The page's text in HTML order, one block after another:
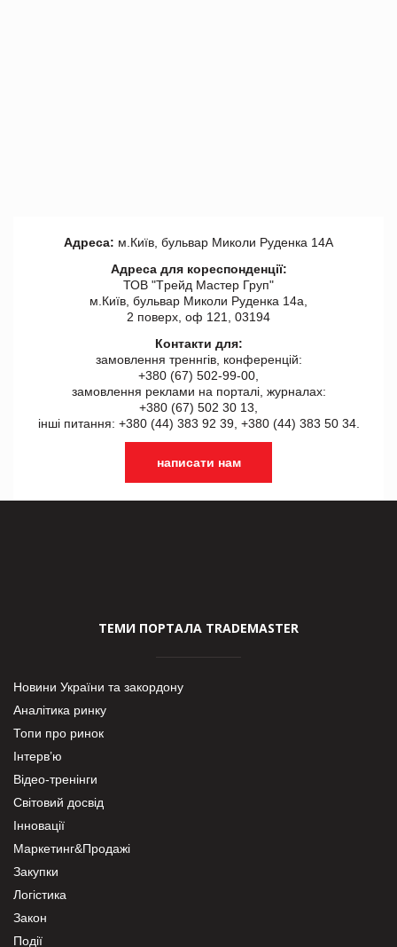
Адреса: м.Київ, бульвар Миколи Руденка 14А
Адреса для кореспонденції:
ТОВ "Tрейд Мастер Груп"
м.Київ, бульвар Миколи Руденка 14а,
2 поверх, оф 121, 03194
Контакти для:
замовлення треннгів, конференцій:
+380 (67) 502-99-00,
замовлення реклами на порталі, журналах:
+380 (67) 502 30 13,
інші питання: +380 (44) 383 92 39, +380 (44) 383 50 34.
написати нам
ТЕМИ ПОРТАЛА TRADEMASTER
Новини України та закордону
Аналітика ринку
Топи про ринок
Інтерв’ю
Відео-тренінги
Світовий досвід
Інновації
Маркетинг&Продажі
Закупки
Логістика
Закон
Події